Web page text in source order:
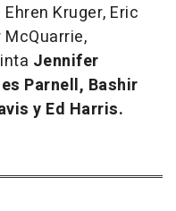
Kruger, Eric
Jennifer
Parnell, Bashir
y Ed Harris.